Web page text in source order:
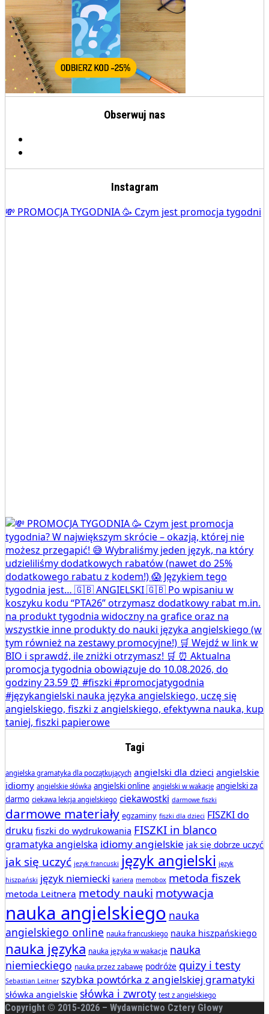
Obserwuj nas
Instagram
💸 PROMOCJA TYGODNIA 🥳 Czym jest promocja tygodni
Tagi
angielska gramatyka dla początkujących angielski dla dzieci angielskie
idiomy angielskie słówka angielski online angielski w wakacje angielski za
darmo ciekawa lekcja angielskiego ciekawostki darmowe fiszki
darmowe materiały egzaminy fiszki dla dzieci FISZKI do
druku fiszki do wydrukowania FISZKI in blanco
gramatyka angielska idiomy angielskie jak się dobrze uczyć
jak się uczyć jezyk francuski język angielski język
hiszpański język niemiecki kariera memobox metoda fiszek
metoda Leitnera metody nauki motywacja
nauka angielskiego nauka
angielskiego online nauka francuskiego nauka hiszpańskiego
nauka języka nauka języka w wakacje nauka
niemieckiego nauka przez zabawę podróże quizy i testy
Sebastian Leitner szybka powtórka z angielskiej gramatyki
słówka angielskie słówka i zwroty test z angielskiego
Copyright © 2015-2026 – Wydawnictwo Cztery Głowy